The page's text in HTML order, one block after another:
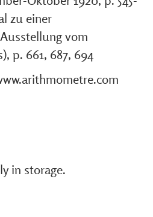
zu einer
vom
p. 661, 687, 694
in storage.